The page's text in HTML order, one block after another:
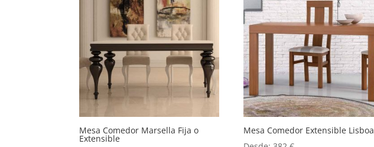
Mesa Comedor Marsella Fija o
Extensible
Mesa Comedor Extensible Lisboa